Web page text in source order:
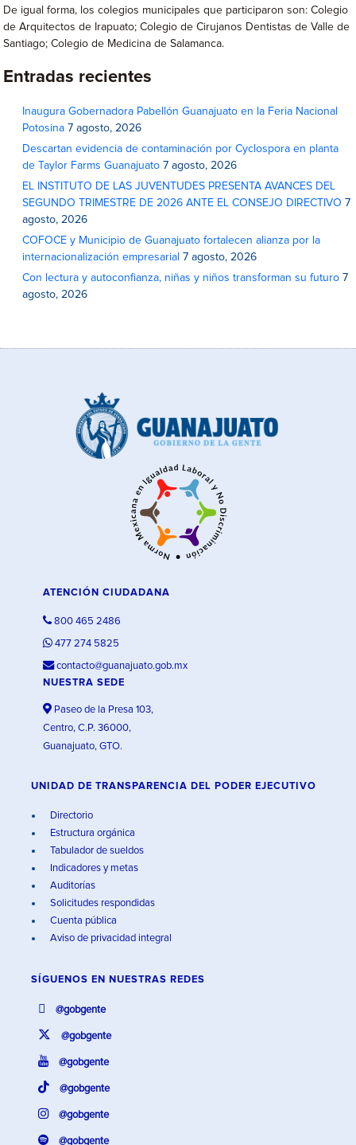
De igual forma, los colegios municipales que participaron son: Colegio
de Arquitectos de Irapuato; Colegio de Cirujanos Dentistas de Valle de
Santiago; Colegio de Medicina de Salamanca.
Entradas recientes
Inaugura Gobernadora Pabellón Guanajuato en la Feria Nacional
Potosina 7 agosto, 2026
Descartan evidencia de contaminación por Cyclospora en planta
de Taylor Farms Guanajuato 7 agosto, 2026
EL INSTITUTO DE LAS JUVENTUDES PRESENTA AVANCES DEL
SEGUNDO TRIMESTRE DE 2026 ANTE EL CONSEJO DIRECTIVO 7
agosto, 2026
COFOCE y Municipio de Guanajuato fortalecen alianza por la
internacionalización empresarial 7 agosto, 2026
Con lectura y autoconfianza, niñas y niños transforman su futuro 7
agosto, 2026
ATENCIÓN CIUDADANA
800 465 2486
477 274 5825
contacto@guanajuato.gob.mx
NUESTRA SEDE
Paseo de la Presa 103,
Centro, C.P. 36000,
Guanajuato, GTO.
UNIDAD DE TRANSPARENCIA DEL PODER EJECUTIVO
Directorio
Estructura orgánica
Tabulador de sueldos
Indicadores y metas
Auditorías
Solicitudes respondidas
Cuenta pública
Aviso de privacidad integral
SÍGUENOS EN NUESTRAS REDES
@gobgente
@gobgente
@gobgente
@gobgente
@gobgente
@gobgente